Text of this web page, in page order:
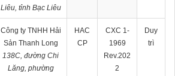
Liêu, tỉnh Bạc Liêu
Công ty TNHH Hải
Sản Thanh Long
138C, đường Chi
Lăng, phường
HAC
CP
CXC 1-
1969
Rev.202
2
Duy
trì